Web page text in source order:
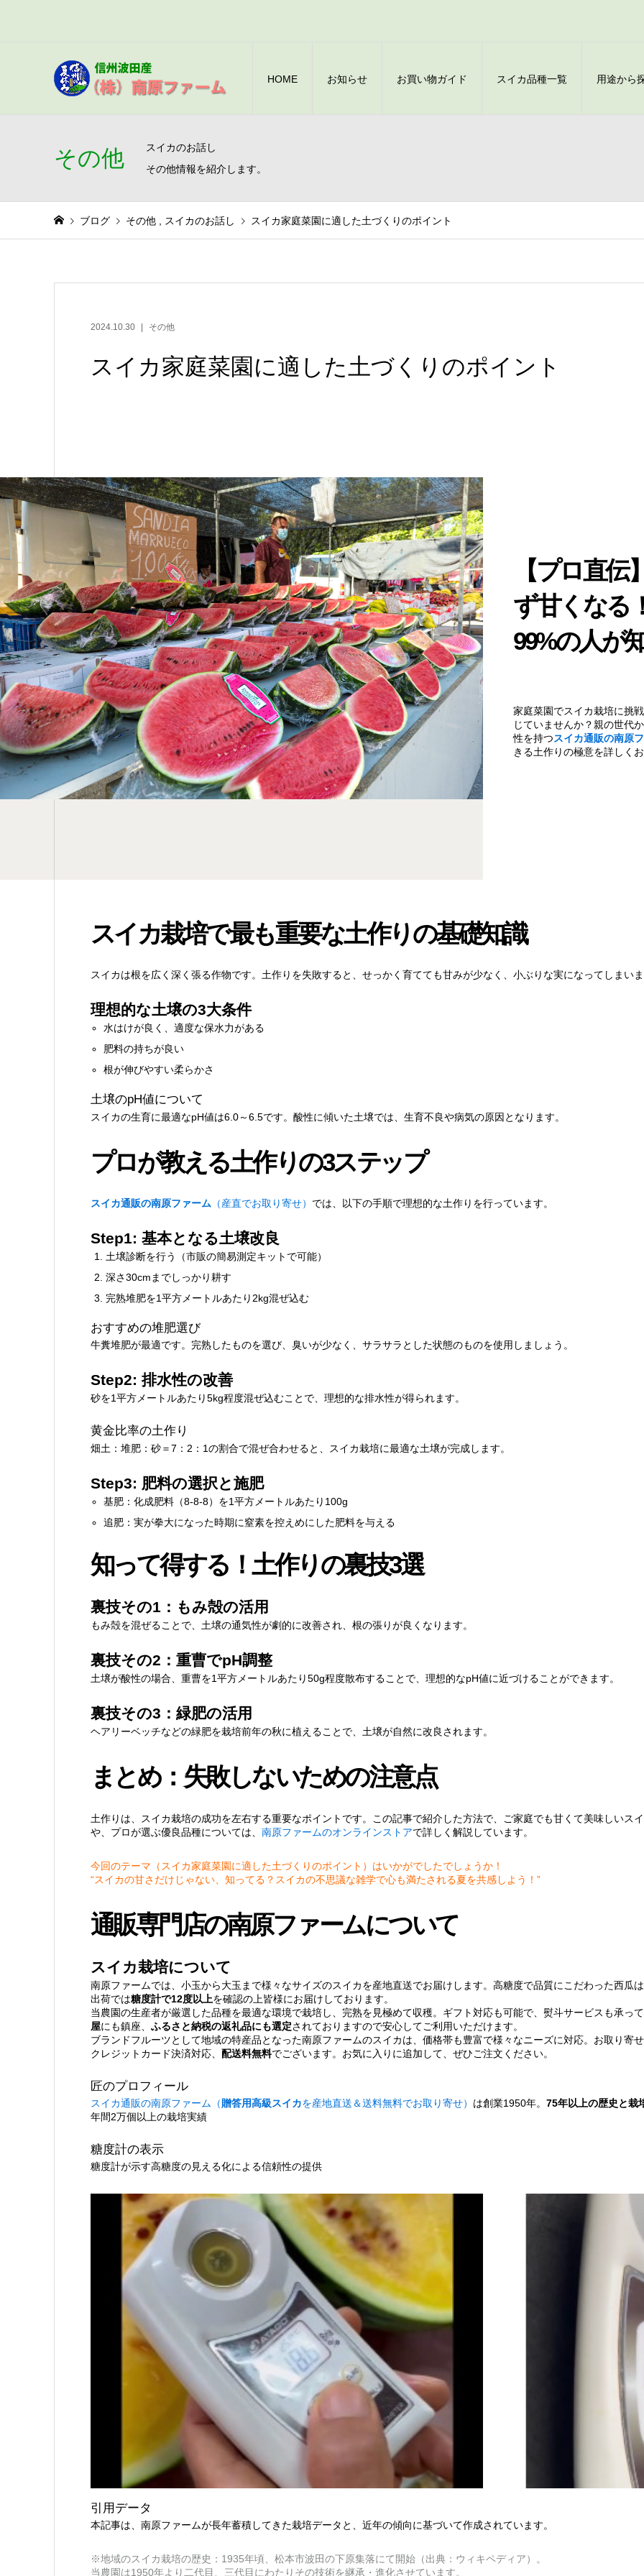
HOME お知らせ お買い物ガイド スイカ品種一覧 用途から
その他
スイカのお話し
その他情報を紹介します。
ブログ その他 スイカのお話し スイカ家庭菜園に適した土づくりのポイント
2024.10.30 その他
スイカ家庭菜園に適した土づくりのポイント
【プロ直
ず甘くなる
99%の人が
家庭菜園でスイカ栽培に挑
じていませんか？親の世代
性を持つスイカ通販の南原
きる土作りの極意を詳しく
スイカ栽培で最も重要な土作りの基礎知識
スイカは根を広く深く張る作物です。土作りを失敗すると、せっかく育てても甘みが少なく、小ぶりな実になってしまい
理想的な土壌の3大条件
水はけが良く、適度な保水力がある
肥料の持ちが良い
根が伸びやすい柔らかさ
土壌のpH値について
スイカの生育に最適なpH値は6.0～6.5です。酸性に傾いた土壌では、生育不良や病気の原因となります。
プロが教える土作りの3ステップ
スイカ通販の南原ファーム （産直でお取り寄せ） では、以下の手順で理想的な土作りを行っています。
Step1: 基本となる土壌改良
土壌診断を行う（市販の簡易測定キットで可能）
深さ30cmまでしっかり耕す
完熟堆肥を1平方メートルあたり2kg混ぜ込む
おすすめの堆肥選び
牛糞堆肥が最適です。完熟したものを選び、臭いが少なく、サラサラとした状態のものを使用しましょう。
Step2: 排水性の改善
砂を1平方メートルあたり5kg程度混ぜ込むことで、理想的な排水性が得られます。
黄金比率の土作り
畑土：堆肥：砂＝7：2：1の割合で混ぜ合わせると、スイカ栽培に最適な土壌が完成します。
Step3: 肥料の選択と施肥
基肥：化成肥料（8-8-8）を1平方メートルあたり100g
追肥：実が拳大になった時期に窒素を控えめにした肥料を与える
知って得する！土作りの裏技3選
裏技その1：もみ殻の活用
もみ殻を混ぜることで、土壌の通気性が劇的に改善され、根の張りが良くなります。
裏技その2：重曹でpH調整
土壌が酸性の場合、重曹を1平方メートルあたり50g程度散布することで、理想的なpH値に近づけることができます。
裏技その3：緑肥の活用
ヘアリーベッチなどの緑肥を栽培前年の秋に植えることで、土壌が自然に改良されます。
まとめ：失敗しないための注意点
土作りは、スイカ栽培の成功を左右する重要なポイントです。この記事で紹介した方法で、ご家庭でも甘くて美味しいス
や、プロが選ぶ優良品種については、 南原ファームのオンラインストアで詳しく解説しています。
今回のテーマ（スイカ家庭菜園に適した土づくりのポイント）はいかがでしたでしょうか！
“スイカの甘さだけじゃない、知ってる？スイカの不思議な雑学で心も満たされる夏を共感しよう！”
通販専門店の南原ファームについて
スイカ栽培について
南原ファームでは、小玉から大玉まで様々なサイズのスイカを産地直送でお届けします。高糖度で品質にこだわった西瓜
出荷では糖度計で12度以上を確認の上皆様にお届けしております。
当農園の生産者が厳選した品種を最適な環境で栽培し、完熟を見極めて収穫。ギフト対応も可能で、熨斗サービスも承っ
屋にも鎮座、 ふるさと納税の返礼品にも選定されておりますので安心してご利用いただけます。
ブランドフルーツとして地域の特産品となった南原ファームのスイカは、価格帯も豊富で様々なニーズに対応。お取り寄
クレジットカード決済対応、 配送料無料でございます。お気に入りに追加して、ぜひご注文ください。
匠のプロフィール
スイカ通販の南原ファーム（贈答用高級スイカを産地直送＆送料無料でお取り寄せ） は創業1950年。 75年以上の歴史と栽
年間2万個以上の栽培実績
糖度計の表示
糖度計が示す高糖度の見える化による信頼性の提供
引用データ
本記事は、南原ファームが長年蓄積してきた栽培データと、近年の傾向に基づいて作成されています。
※地域のスイカ栽培の歴史：1935年頃、松本市波田の下原集落にて開始（出典：ウィキペディア）。
当農園は1950年より二代目、三代目にわたりその技術を継承・進化させています。